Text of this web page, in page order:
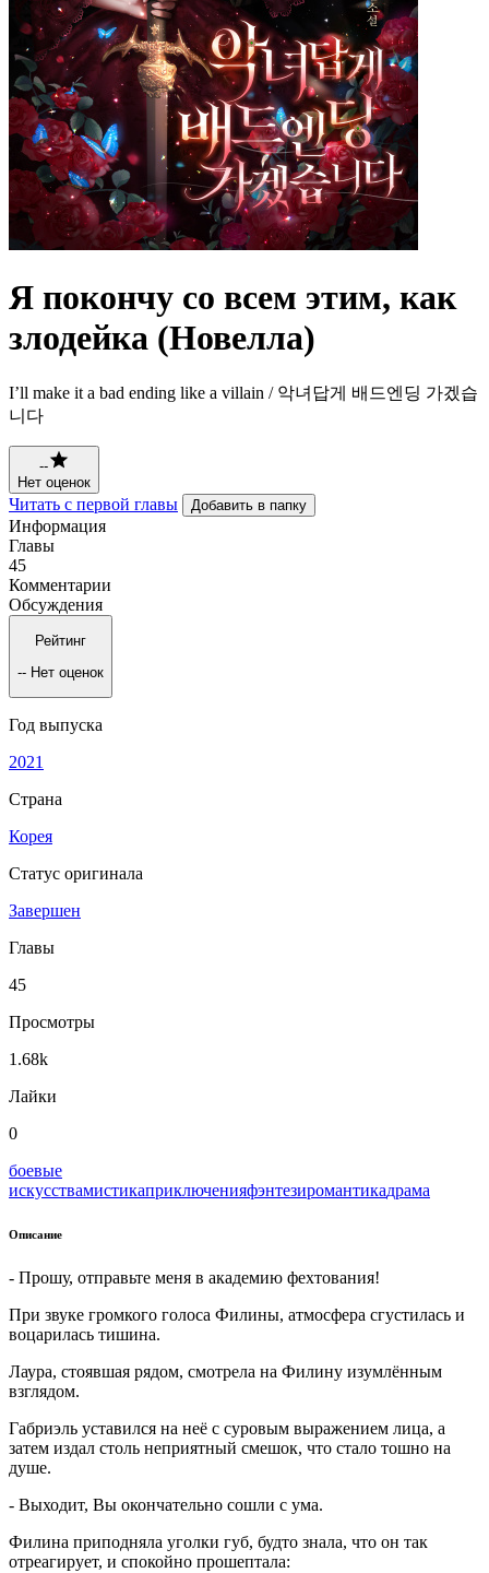
Я покончу со всем этим, как
злодейка (Новелла)
I’ll make it a bad ending like a villain / 악녀답게 배드엔딩 가겠습
니다
--
Нет оценок
Читать с первой главы Добавить в папку
Информация
Главы
45
Комментарии
Обсуждения
Рейтинг
-- Нет оценок
Год выпуска
2021
Страна
Корея
Статус оригинала
Завершен
Главы
45
Просмотры
1.68k
Лайки
0
боевые
искусствамистикаприключенияфэнтезиромантикадрама
Описание
- Прошу, отправьте меня в академию фехтования!
При звуке громкого голоса Филины, атмосфера сгустилась и
воцарилась тишина.
Лаура, стоявшая рядом, смотрела на Филину изумлённым
взглядом.
Габриэль уставился на неё с суровым выражением лица, а
затем издал столь неприятный смешок, что стало тошно на
душе.
- Выходит, Вы окончательно сошли с ума.
Филина приподняла уголки губ, будто знала, что он так
отреагирует, и спокойно прошептала: